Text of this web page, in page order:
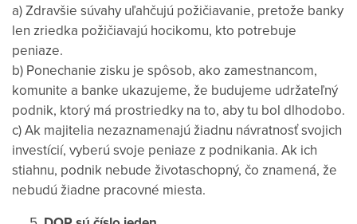
a) Zdravšie súvahy uľahčujú požičiavanie, pretože banky
len zriedka požičiavajú hocikomu, kto potrebuje
peniaze.
b) Ponechanie zisku je spôsob, ako zamestnancom,
komunite a banke ukazujeme, že budujeme udržateľný
podnik, ktorý má prostriedky na to, aby tu bol dlhodobo.
c) Ak majitelia nezaznamenajú žiadnu návratnosť svojich
investícií, vyberú svoje peniaze z podnikania. Ak ich
stiahnu, podnik nebude životaschopný, čo znamená, že
nebudú žiadne pracovné miesta.